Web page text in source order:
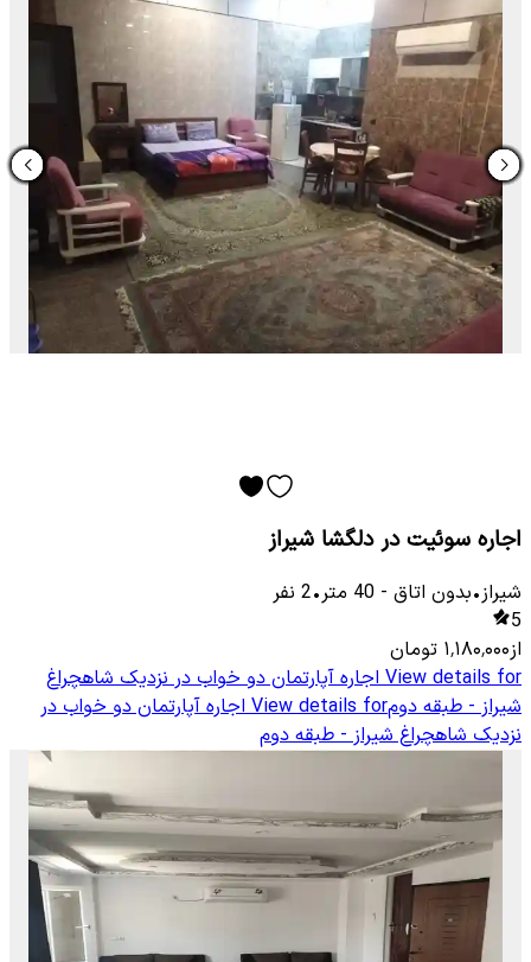
اجاره سوئیت در دلگشا شیراز
شیراز•بدون اتاق -
40 متر•
2 نفر
5
از۱٬۱۸۰٬۰۰۰ تومان
View details for اجاره آپارتمان دو خواب در نزدیک شاهچراغ
شیراز - طبقه دومView details for اجاره آپارتمان دو خواب در
نزدیک شاهچراغ شیراز - طبقه دوم